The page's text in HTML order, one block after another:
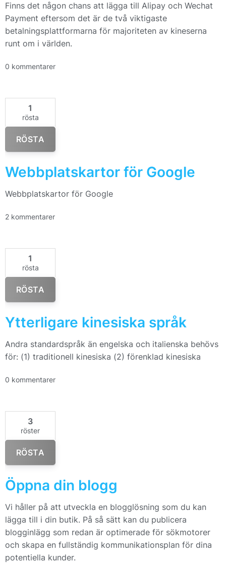
Finns det någon chans att lägga till Alipay och Wechat
Payment eftersom det är de två viktigaste
betalningsplattformarna för majoriteten av kineserna
runt om i världen.
0 kommentarer
1
rösta
RÖSTA
Webbplatskartor för Google
Webbplatskartor för Google
2 kommentarer
1
rösta
RÖSTA
Ytterligare kinesiska språk
Andra standardspråk än engelska och italienska behövs
för: (1) traditionell kinesiska (2) förenklad kinesiska
0 kommentarer
3
röster
RÖSTA
Öppna din blogg
Vi håller på att utveckla en blogglösning som du kan
lägga till i din butik. På så sätt kan du publicera
blogginlägg som redan är optimerade för sökmotorer
och skapa en fullständig kommunikationsplan för dina
potentiella kunder.